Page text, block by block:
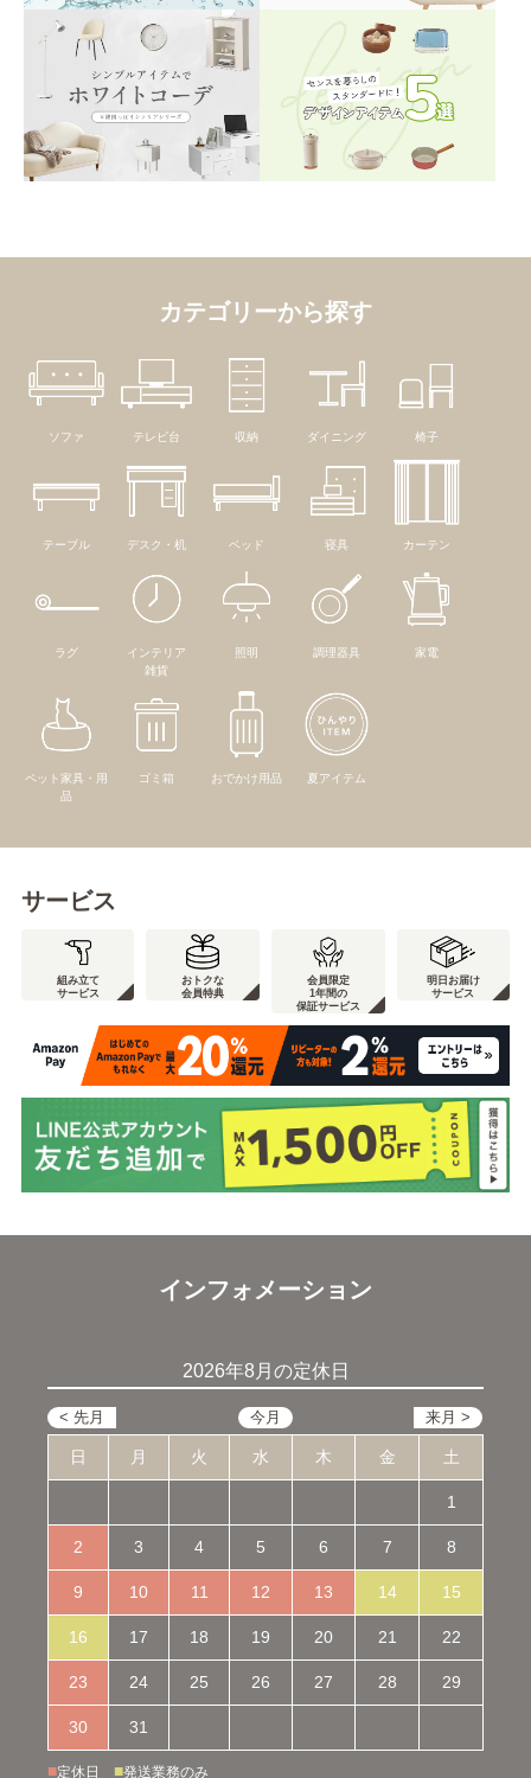
カテゴリーから探す
ソファ テレビ台 収納 ダイニング 椅子
テーブル デスク・机 ベッド 寝具 カーテン
ラグ
インテリア
雑貨
照明 調理器具 家電
ペット家具・用
品
ゴミ箱 おでかけ用品 夏アイテム
サービス
組み立て
サービス
おトクな
会員特典
会員限定
1年間の
保証サービス
明日お届け
サービス
インフォメーション
2026年8月の定休日
日 月 火 水 木 金 土
1
2 3 4 5 6 7 8
9 10 11 12 13 14 15
16 17 18 19 20 21 22
23 24 25 26 27 28 29
30 31
■定休日 ■発送業務のみ